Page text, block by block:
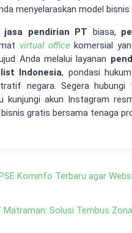
menyelaraskan model
jasa pendirian PT biasa,
virtual office komersial
Anda melalui layanan
Indonesia, pondasi
negara. Segera
kunjungi akun Instagram
gratis bersama tenaga
Kominfo Terbaru agar
Matraman: Solusi Tembus